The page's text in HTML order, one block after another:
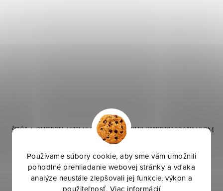
Používame súbory cookie, aby sme vám umožnili
pohodlné prehliadanie webovej stránky a vďaka
analýze neustále zlepšovali jej funkcie, výkon a
použiteľnosť. Viac informácií
ŠTÓLA CHERRY 40X140CM
6,40 €/ ks
OBRUS CHERRY 220X140CM
19,40 €/ ks